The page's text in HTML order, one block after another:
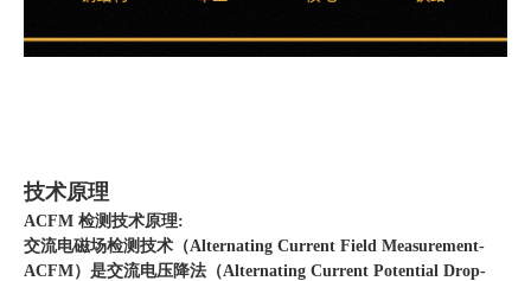
技术原理
ACFM 检测技术原理:
交流电磁场检测技术（Alternating Current Field Measurement-
ACFM）是交流电压降法（Alternating Current Potential Drop-